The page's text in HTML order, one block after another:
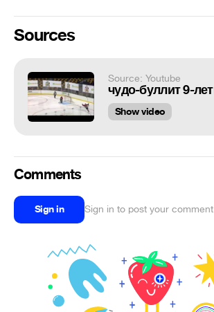
Sources
Source: Youtube
Show video
Comments
Sign in Sign in to post your comment